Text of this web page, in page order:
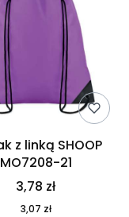
z linką SHOOP
MO7208-21
3,78 zł
3,07 zł